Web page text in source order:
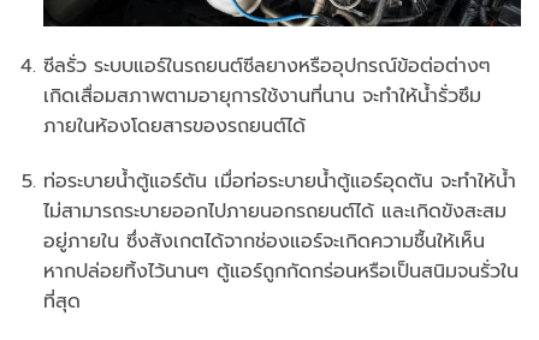
ซีลรั่ว ระบบแอร์ในรถยนต์ซีลยางหรืออุปกรณ์ข้อต่อต่างๆ
เกิดเสื่อมสภาพตามอายุการใช้งานที่นาน จะทำให้น้ำรั่วซึม
ภายในห้องโดยสารของรถยนต์ได้
ท่อระบายน้ำตู้แอร์ตัน เมื่อท่อระบายน้ำตู้แอร์อุดตัน จะทำให้น้ำ
ไม่สามารถระบายออกไปภายนอกรถยนต์ได้ และเกิดขังสะสม
อยู่ภายใน ซึ่งสังเกตได้จากช่องแอร์จะเกิดความชื้นให้เห็น
หากปล่อยทิ้งไว้นานๆ ตู้แอร์ถูกกัดกร่อนหรือเป็นสนิมจนรั่วใน
ที่สุด